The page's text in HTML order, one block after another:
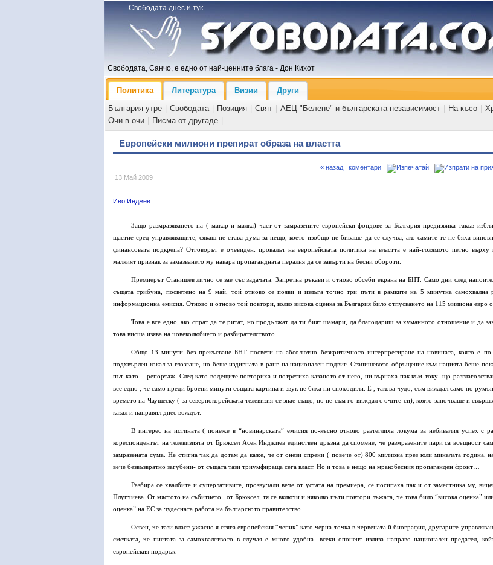
Свободата днес и тук
Свободата, Санчо, е едно от най-ценните блага - Дон Кихот
Политика Литература Визии
Други
България утре
Свободата Позиция Свят АЕЦ "Белене" и българската независимост На късо
Очи в очи
Писма от другаде
Европейски милиони препират образа на властта
13 Май 2009
« назад коментари
Иво Инджев
Защо размразяването на ( макар и малка) част от замразените европейски фондове за България предизвика такъв
щастие сред управляващите, сякаш не става дума за нещо, което изобщо не биваше да се случва, ако самите те не бяха
финансовата подкрепа? Отговорът е очевиден: провалът на европейската политика на властта е най-голямото петно върху
малкият признак за замазването му накара пропагандната пералня да се завърти на бесни обороти.
Премиерът Станишев лично се зае със задачата. Запретна ръкави и отново обсеби екрана на БНТ. Само дни след
същата трибуна, посветено на 9 май, той отново се появи и излъга точно три пъти в рамките на 5 минутна самохвална
информационна емисия. Отново и отново той повтори, колко висока оценка за България било отпускането на 115 милиона евро
Това е все едно, ако спрат да те ритат, но продължат да ти бият шамари, да благодариш за хуманното отношение и да
това висша изява на човеколюбието и разбирателството.
Общо 13 минути без прекъсване БНТ посвети на абсолютно безкритичното интерпретиране на новината, която е
подхвърлен кокал за глозгане, но беше издигната в ранг на национален подвиг. Станишевото обръщение към нацията беше
път като… репортаж. След като водещите повториха и потретиха казаното от него, ни върнаха пак към току- що
все едно , че само преди броени минути същата картина и звук не бяха ни споходили. Е , такова чудо, съм виждал само по
времето на Чаушеску ( за севернокорейската телевизия се знае също, но не съм го виждал с очите си), която започваше и
казал и направил днес вождът.
В интерес на истината ( понеже в “новинарската” емисия по-късно отново разтеглиха локума за небивалия успех с
кореспондентът на телевизията от Брюксел Асен Инджиев единствен дръзна да спомене, че размразените пари са всъщност
замразената сума. Не стигна чак да дотам да каже, че от онези спрени ( повече от) 800 милиона през юли миналата година,
вече безвъзвратно загубени- от същата тази триумфираща сега власт. Но и това е нещо на мракобесния пропаганден фронт…
Разбира се хвалбите и суперлативите, прозвучали вече от устата на премиера, се посипаха пак и от заместника му,
Плугчиева. От мястото на събитието , от Брюксел, тя се включи и няколко пъти повтори лъжата, че това било “висока оценка”
оценка” на ЕС за чудесната работа на българското правителство.
Освен, че тази власт ужасно я стяга европейския “чепик” като черна точка в червената й биография, другарите
сметката, че пистата за самохвалството в случая е много удобна- всеки опонент излиза направо национален предател,
европейския подарък.